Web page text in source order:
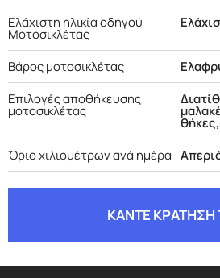
Ελάχιστη ηλικία οδηγού
Μοτοσικλέτας
Βάρος μοτοσικλέτας
Επιλογές αποθήκευσης
μοτοσικλέτας
Όριο χιλιομέτρων ανά ημέρα
ΚΑΝΤΕ ΚΡΑΤΗΣΗ